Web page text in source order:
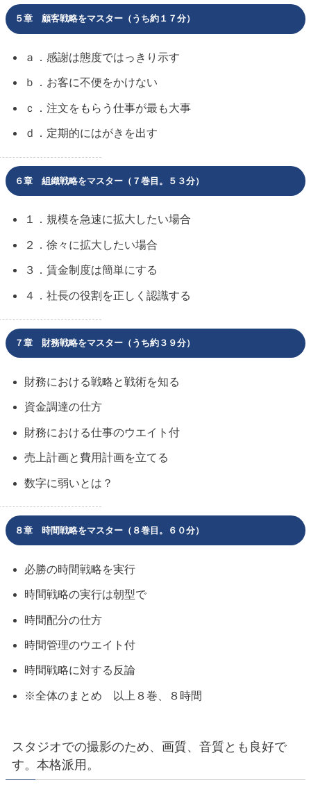
５章 顧客戦略をマスター（うち約１７分）
ａ．感謝は態度ではっきり示す
ｂ．お客に不便をかけない
ｃ．注文をもらう仕事が最も大事
ｄ．定期的にはがきを出す
６章 組織戦略をマスター（７巻目。５３分）
１．規模を急速に拡大したい場合
２．徐々に拡大したい場合
３．賃金制度は簡単にする
４．社長の役割を正しく認識する
７章 財務戦略をマスター（うち約３９分）
財務における戦略と戦術を知る
資金調達の仕方
財務における仕事のウエイト付
売上計画と費用計画を立てる
数字に弱いとは？
８章 時間戦略をマスター（８巻目。６０分）
必勝の時間戦略を実行
時間戦略の実行は朝型で
時間配分の仕方
時間管理のウエイト付
時間戦略に対する反論
※全体のまとめ 以上８巻、８時間
スタジオでの撮影のため、画質、音質とも良好で
す。本格派用。